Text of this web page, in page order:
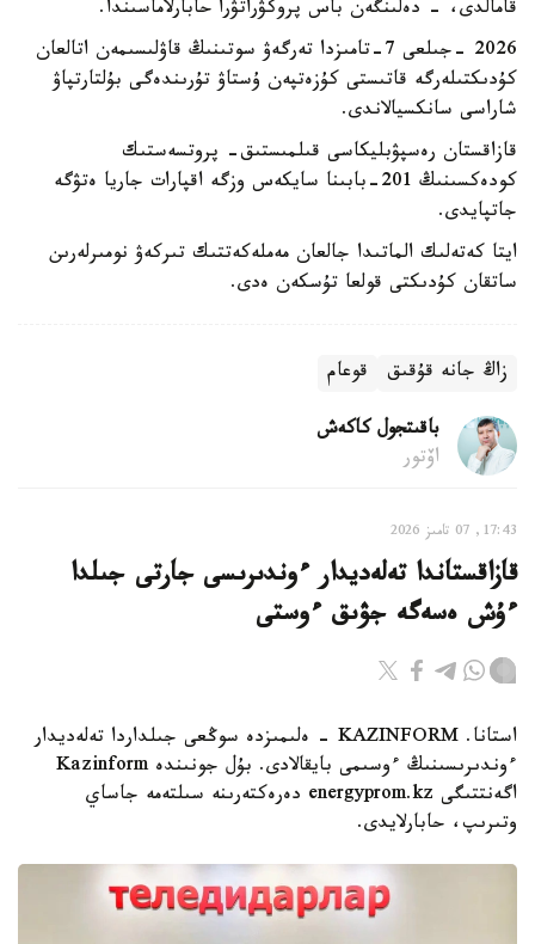
قامالدى، - دەلىنگەن باس پروكۋراتۋرا حابارلاماسىندا.
2026 -جىلعى 7-تامىزدا تەرگەۋ سوتىنىڭ قاۋلىسىمەن اتالعان
كۇدىكتىلەرگە قاتىستى كۇزەتپەن ۇستاۋ تۇرىندەگى بۇلتارتپاۋ
شاراسى سانكسيالاندى.
قازاقستان رەسپۋبليكاسى قىلمىستىق- پروتسەستىك
كودەكسىنىڭ 201-بابىنا سايكەس وزگە اقپارات جاريا ەتۋگە
جاتپايدى.
ايتا كەتەلىك الماتىدا جالعان مەملەكەتتىك تىركەۋ نومىرلەرىن
ساتقان كۇدىكتى قولعا تۇسكەن ەدى.
زاڭ جانە قۇقىق قوعام
باقىتجول كاكەش
اۆتور
17:43, 07 تامىز 2026
قازاقستاندا تەلەديدار ءوندىرىسى جارتى جىلدا
ءۇش ەسەگە جۋىق ءوستى
استانا. KAZINFORM - ەلىمىزدە سوڭعى جىلداردا تەلەديدار
ءوندىرىسىنىڭ ءوسىمى بايقالادى. بۇل جونىندە Kazinform
اگەنتتىگى energyprom.kz دەرەكتەرىنە سىلتەمە جاساي
وتىرىپ، حابارلايدى.